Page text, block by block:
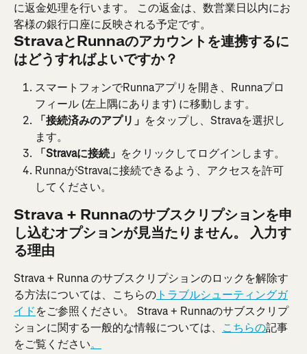
に返金処理を行います。 この返金は、数営業日以内にお
客様の銀行口座に反映される予定です。
StravaとRunnaのアカウントを連携するに
はどうすればよいですか？
スマートフォンでRunnaアプリを開き、Runnaプロ
フィール (左上隅にあります) に移動します。
「接続済みのアプリ」 をタップし、Stravaを選択し
ます。
「Stravaに接続」 をクリックしてログインします。
RunnaがStravaに接続できるよう、アクセスを許可
してください。
Strava + Runnaのサブスクリプションを申
し込むオプションが見当たりません。 入力す
る理由
Strava + Runna のサブスクリプションのロックを解除す
る方法については、こちらの トラブルシューティングガ
イドをご参照ください。 Strava + Runnaのサブスクリプ
ションに関する一般的な情報については、 こちらの記事
をご覧ください。